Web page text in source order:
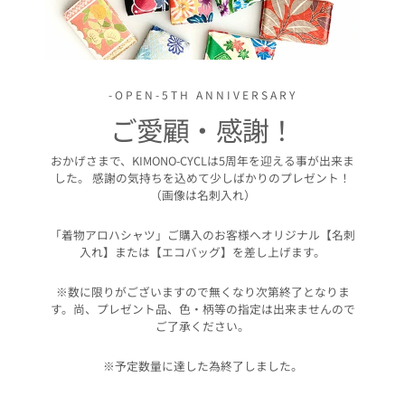
-OPEN-5TH ANNIVERSARY
ご愛顧・感謝！
おかげさまで、KIMONO-CYCLは5周年を迎える事が出来ま
した。 感謝の気持ちを込めて少しばかりのプレゼント！
（画像は名刺入れ）
「着物アロハシャツ」ご購入のお客様へオリジナル【名刺
入れ】または【エコバッグ】を差し上げます。
※数に限りがございますので無くなり次第終了となりま
す。尚、プレゼント品、色・柄等の指定は出来ませんので
ご了承ください。
※予定数量に達した為終了しました。